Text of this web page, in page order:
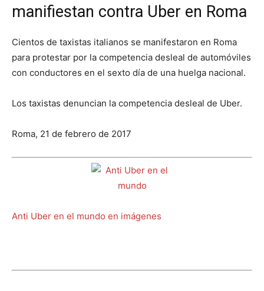
manifiestan contra Uber en Roma
Cientos de taxistas italianos se manifestaron en Roma
para protestar por la competencia desleal de automóviles
con conductores en el sexto día de una huelga nacional.
Los taxistas denuncian la competencia desleal de Uber.
Roma, 21 de febrero de 2017
Anti Uber en el mundo en imágenes